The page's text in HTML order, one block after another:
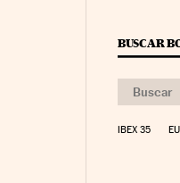
BUSCAR
IBEX 35